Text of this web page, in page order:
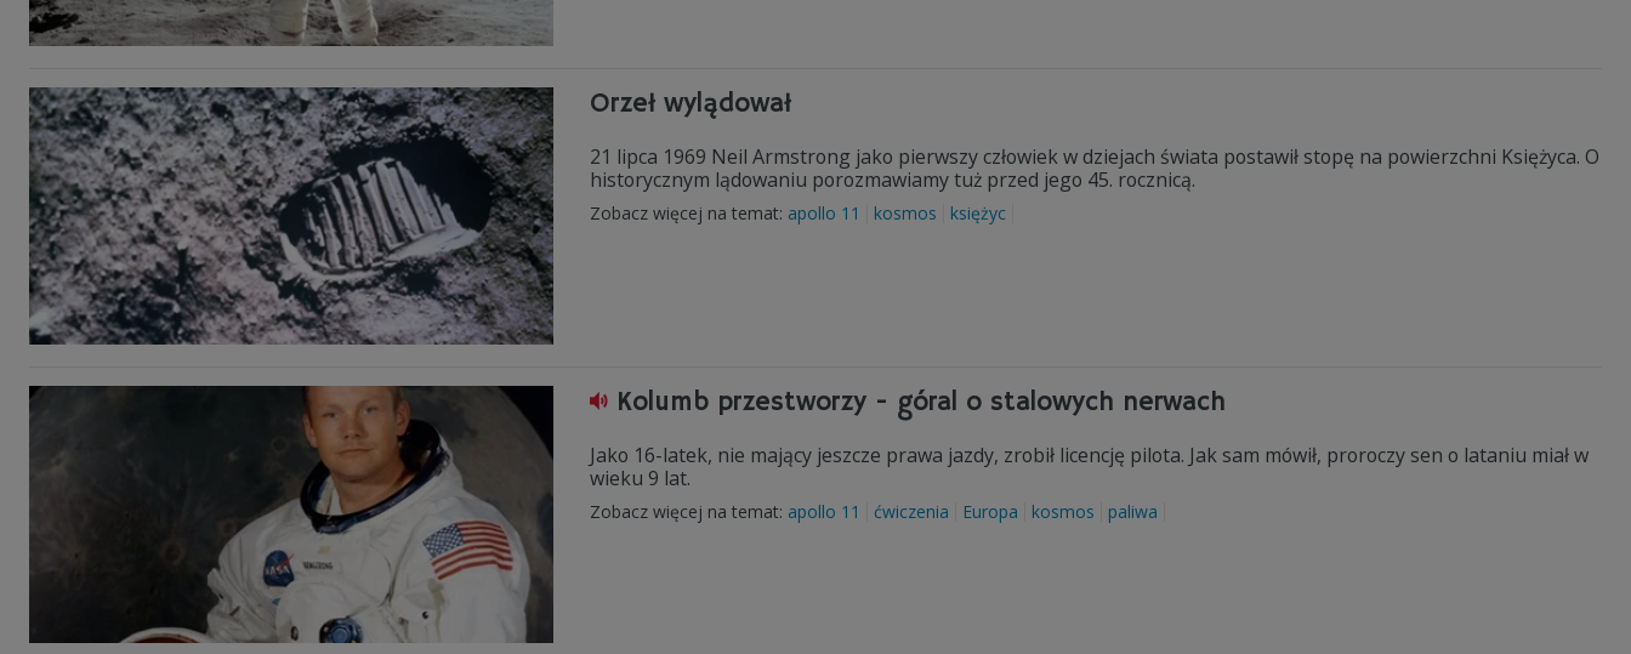
Orzeł wylądował
21 lipca 1969 Neil Armstrong jako pierwszy człowiek w dziejach świata postawił stopę na powierzchni Księżyca. O
historycznym lądowaniu porozmawiamy tuż przed jego 45. rocznicą.
Zobacz więcej na temat: apollo 11 kosmos księżyc
Kolumb przestworzy - góral o stalowych nerwach
Jako 16-latek, nie mający jeszcze prawa jazdy, zrobił licencję pilota. Jak sam mówił, proroczy sen o lataniu miał w
wieku 9 lat.
Zobacz więcej na temat: apollo 11 ćwiczenia Europa kosmos paliwa